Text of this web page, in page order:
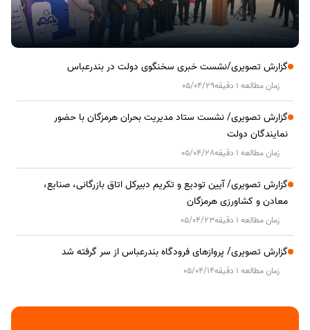
گزارش تصویری/نشست خبری سخنگوی دولت در بندرعباس
زمان مطالعه 1 دقیقه 05/04/29
گزارش تصویری/ نشست ستاد مدیریت بحران هرمزگان با حضور
نمایندگان دولت
زمان مطالعه 1 دقیقه 05/04/28
گزارش تصویری/ آیین تودیع و تکریم دبیرکل اتاق بازرگانی، صنایع،
معادن و کشاورزی هرمزگان
زمان مطالعه 1 دقیقه 05/04/23
گزارش تصویری/ پروازهای فرودگاه بندرعباس از سر گرفته شد
زمان مطالعه 1 دقیقه 05/04/14